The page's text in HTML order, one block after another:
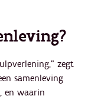
zegt
samenleving
en waarin